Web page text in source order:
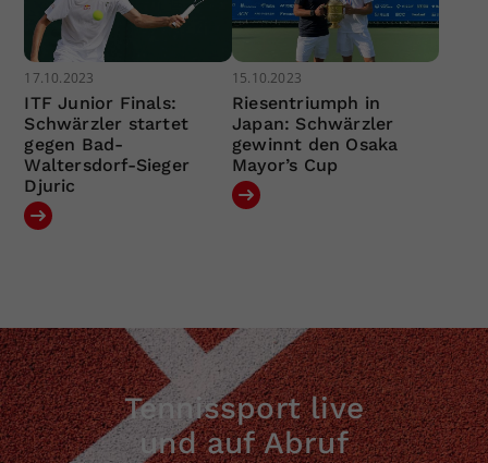
17.10.2023
ITF Junior Finals:
Schwärzler startet
gegen Bad-
Waltersdorf-Sieger
Djuric
15.10.2023
Riesentriumph in
Japan: Schwärzler
gewinnt den Osaka
Mayor’s Cup
Tennissport live
und auf Abruf